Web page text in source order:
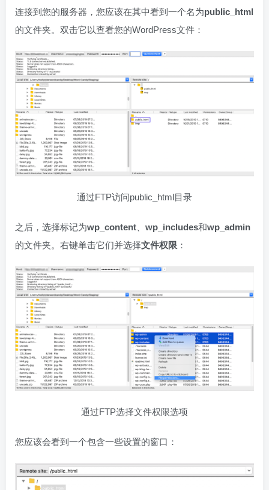
连接到您的服务器，您应该在其中看到一个名为public_html
的文件夹。双击它以查看您的WordPress文件：
通过FTP访问public_html目录
之后，选择标记为wp_content wp_includes和wp_admin
的文件夹。右键单击它们并选择文件权限 ：
通过FTP选择文件权限选项
您应该会看到一个包含一些设置的窗口：